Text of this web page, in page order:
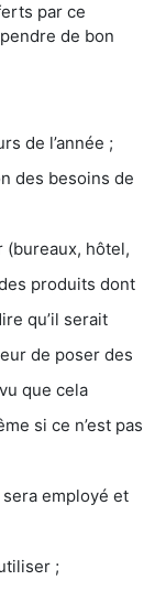
par ce
de bon
de l’année ;
des besoins de
(bureaux, hôtel,
produits dont
qu’il serait
de poser des
que cela
si ce n’est pas
employé et
;